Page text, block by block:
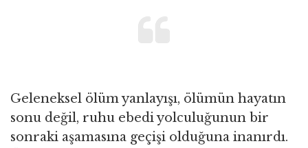
Geleneksel ölüm yanlayışı, ölümün hayatın
sonu değil, ruhu ebedi yolculuğunun bir
sonraki aşamasına geçişi olduğuna inanırdı.